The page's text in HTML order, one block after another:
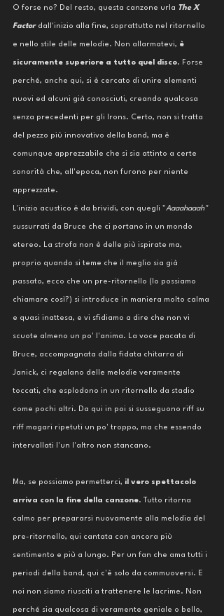
O forse no? Del resto, questa canzone urla The X
Factor dall'inizio alla fine, soprattutto nel ritornello
e nello stile delle melodie. Non allarmatevi, è
sicuramente superiore a tutto quel disco. Forse
perché, anche qui, si è cercato di unire elementi
nuovi ed alcuni già conosciuti, creando qualcosa
senza precedenti per gli Irons. Certo, non si tratta
del pezzo più innovativo della band, ma è
comunque apprezzabile che si sia attinto a certe
sonorità che, all'epoca, non furono per niente
apprezzate.
L'inizio acustico è da brividi, con quegli "Aaaahaaah"
sussurrati da Bruce che ci portano in un mondo
etereo. La strofa non è delle più ispirate ma,
proprio quando si teme che il meglio sia già
passato, ecco che un pre-ritornello (lo possiamo
chiamare così?) si introduce in maniera molto calma
e quasi inattesa, e vi sfidiamo a dire che non vi
scuote almeno un po' l'anima. La voce pacata di
Bruce, accompagnata dalla fidata chitarra di
Janick, ci regalano delle melodie veramente
toccati, che esplodono in un ritornello da stadio
come pochi altri. Da qui in poi si susseguono riff su
riff magari ripetuti un po' troppo, ma che essendo
intervallati l'un l'altro non stancano.
Ma, se possiamo permetterci, il vero spettacolo
arriva con la fine della canzone. Tutto ritorna
calmo per prepararsi nuovamente alla melodia del
pre-ritornello, qui cantata con ancora più
sentimento e più a lungo. Per un fan che ama tutti i
periodi della band, qui c'è solo da commuoversi. E
noi non siamo riusciti a trattenere le lacrime. Non
perché sia qualcosa di veramente geniale o bello,